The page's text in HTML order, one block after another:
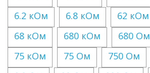
6.2 кОм
6.8 кОм 62 кОм
68 кОм
680 кОм 680 Ом
75 кОм
75 Ом 750 Ом